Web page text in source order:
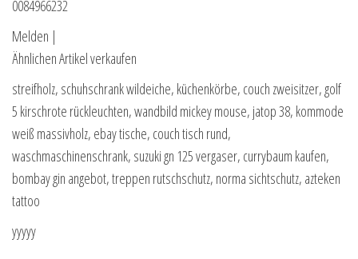
0084966232
Melden |
Ähnlichen Artikel verkaufen
streifholz, schuhschrank wildeiche, küchenkörbe, couch zweisitzer, golf
5 kirschrote rückleuchten, wandbild mickey mouse, jatop 38, kommode
weiß massivholz, ebay tische, couch tisch rund,
waschmaschinenschrank, suzuki gn 125 vergaser, currybaum kaufen,
bombay gin angebot, treppen rutschschutz, norma sichtschutz, azteken
tattoo
yyyyy